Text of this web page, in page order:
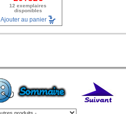
12 exemplaires
disponibles
Ajouter au panier